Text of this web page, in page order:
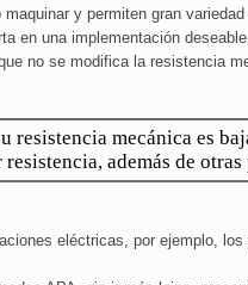
y permiten gran
en una implementación
no se modifica la resistencia
mecánica es
además de
eléctricas, por ejemplo,